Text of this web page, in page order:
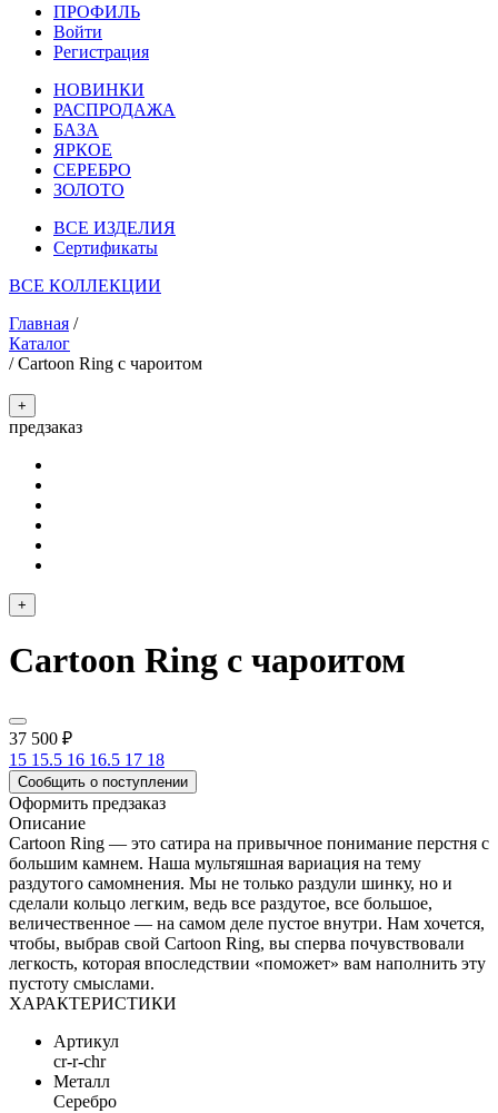
ПРОФИЛЬ
Войти
Регистрация
НОВИНКИ
РАСПРОДАЖА
БАЗА
ЯРКОЕ
СЕРЕБРО
ЗОЛОТО
ВСЕ ИЗДЕЛИЯ
Сертификаты
ВСЕ КОЛЛЕКЦИИ
Главная /
Каталог
/Cartoon Ring с чароитом
+
предзаказ
+
Cartoon Ring с чароитом
37 500 ₽
15 15.5 16 16.5 17 18
Сообщить о поступлении
Оформить предзаказ
Описание
Cartoon Ring — это сатира на привычное понимание перстня с
большим камнем. Наша мультяшная вариация на тему
раздутого самомнения. Мы не только раздули шинку, но и
сделали кольцо легким, ведь все раздутое, все большое,
величественное — на самом деле пустое внутри. Нам хочется,
чтобы, выбрав свой Cartoon Ring, вы сперва почувствовали
легкость, которая впоследствии «поможет» вам наполнить эту
пустоту смыслами.
ХАРАКТЕРИСТИКИ
Артикул
cr-r-chr
Металл
Серебро